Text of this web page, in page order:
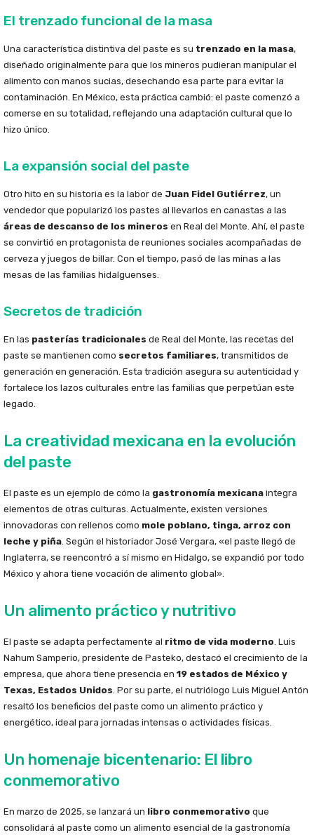
El trenzado funcional de la masa
Una característica distintiva del paste es su trenzado en la masa,
diseñado originalmente para que los mineros pudieran manipular el
alimento con manos sucias, desechando esa parte para evitar la
contaminación. En México, esta práctica cambió: el paste comenzó a
comerse en su totalidad, reflejando una adaptación cultural que lo
hizo único.
La expansión social del paste
Otro hito en su historia es la labor de Juan Fidel Gutiérrez, un
vendedor que popularizó los pastes al llevarlos en canastas a las
áreas de descanso de los mineros en Real del Monte. Ahí, el paste
se convirtió en protagonista de reuniones sociales acompañadas de
cerveza y juegos de billar. Con el tiempo, pasó de las minas a las
mesas de las familias hidalguenses.
Secretos de tradición
En las pasterías tradicionales de Real del Monte, las recetas del
paste se mantienen como secretos familiares, transmitidos de
generación en generación. Esta tradición asegura su autenticidad y
fortalece los lazos culturales entre las familias que perpetúan este
legado.
La creatividad mexicana en la evolución
del paste
El paste es un ejemplo de cómo la gastronomía mexicana integra
elementos de otras culturas. Actualmente, existen versiones
innovadoras con rellenos como mole poblano, tinga, arroz con
leche y piña. Según el historiador José Vergara, «el paste llegó de
Inglaterra, se reencontró a sí mismo en Hidalgo, se expandió por todo
México y ahora tiene vocación de alimento global».
Un alimento práctico y nutritivo
El paste se adapta perfectamente al ritmo de vida moderno. Luis
Nahum Samperio, presidente de Pasteko, destacó el crecimiento de la
empresa, que ahora tiene presencia en 19 estados de México y
Texas, Estados Unidos. Por su parte, el nutriólogo Luis Miguel Antón
resaltó los beneficios del paste como un alimento práctico y
energético, ideal para jornadas intensas o actividades físicas.
Un homenaje bicentenario: El libro
conmemorativo
En marzo de 2025, se lanzará un libro conmemorativo que
consolidará al paste como un alimento esencial de la gastronomía